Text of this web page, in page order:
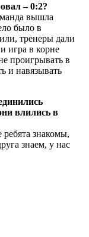
– 0:2?
вышла
было в
тренеры дали
игра в корне
проигрывать в
и навязывать
влились в
знакомы,
знаем, у нас